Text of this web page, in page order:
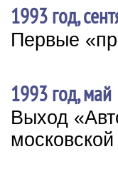
1993 год,
Первые
1993 год, май
Выход